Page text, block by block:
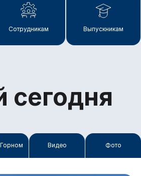
Сотрудникам Выпускникам
сегодня
Видео Фото